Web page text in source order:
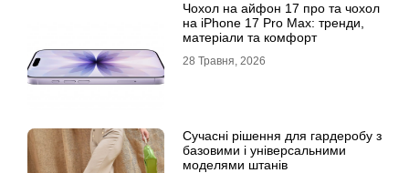
Чохол на айфон 17 про та чохол
на iPhone 17 Pro Max: тренди,
матеріали та комфорт
28 Травня, 2026
Сучасні рішення для гардеробу з
базовими і універсальними
моделями штанів